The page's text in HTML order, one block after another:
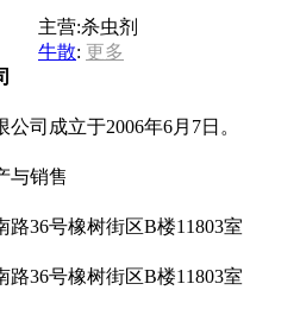
主营:杀虫剂
牛散: 更多
司成立于2006年6月7日。
与销售
36号橡树街区B楼11803室
36号橡树街区B楼11803室